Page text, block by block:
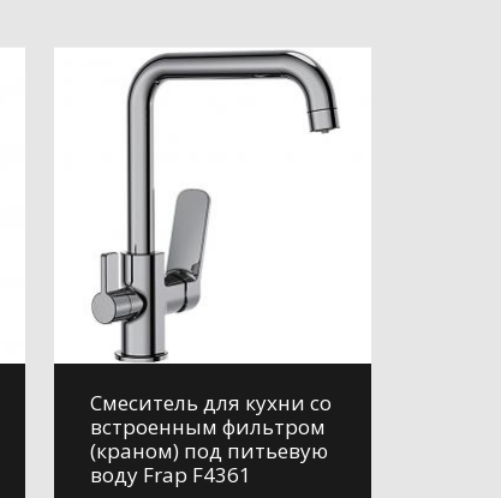
Смеситель для кухни со
встроенным фильтром
(краном) под питьевую
воду Frap F4361